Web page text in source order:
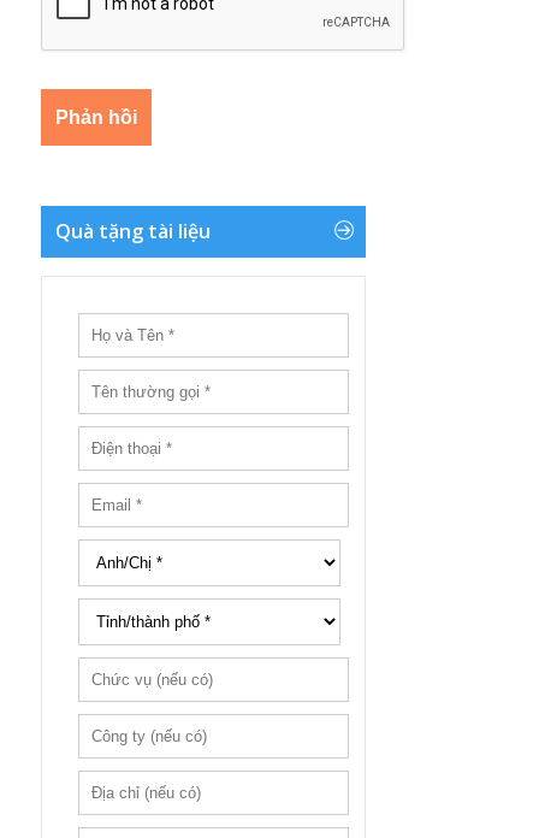
Quà tặng tài liệu